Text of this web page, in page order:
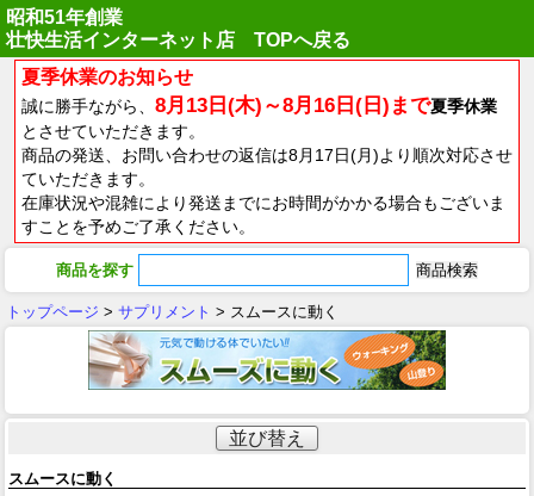
昭和51年創業
壮快生活インターネット店 TOPへ戻る
夏季休業のお知らせ
誠に勝手ながら、 8月13日(木)～8月16日(日)まで夏季休業
とさせていただきます。
商品の発送、お問い合わせの返信は8月17日(月)より順次対応させ
ていただきます。
在庫状況や混雑により発送までにお時間がかかる場合もございま
すことを予めご了承ください。
商品を探す
トップページ > サプリメント > スムースに動く
並び替え
スムースに動く